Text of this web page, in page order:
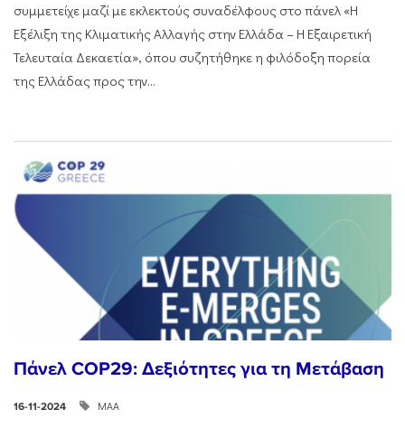
συμμετείχε μαζί με εκλεκτούς συναδέλφους στο πάνελ «Η
Εξέλιξη της Κλιματικής Αλλαγής στην Ελλάδα – Η Εξαιρετική
Τελευταία Δεκαετία», όπου συζητήθηκε η φιλόδοξη πορεία
της Ελλάδας προς την...
Πάνελ COP29: Δεξιότητες για τη Μετάβαση
16-11-2024 ΜΑΑ